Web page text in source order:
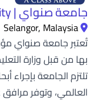
جامعة صنواي | Sunway University
Selangor, Malaysia
تُعتبر جامعة صنواي
بها من قبل وزارة
تلتزم الجامعة بإجراء
العالمي، وتوفر